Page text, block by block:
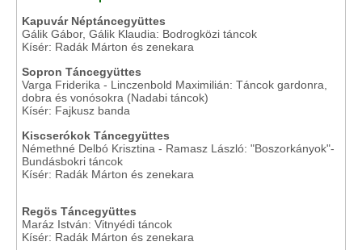
Kapuvár Néptáncegyüttes
Gálik Gábor, Gálik Klaudia: Bodrogközi táncok
Kísér: Radák Márton és zenekara
Sopron Táncegyüttes
Varga Friderika - Linczenbold Maximilián: Táncok gardonra,
dobra és vonósokra (Nadabi táncok)
Kísér: Fajkusz banda
Kiscserókok Táncegyüttes
Némethné Delbó Krisztina - Ramasz László: "Boszorkányok"-
Bundásbokri táncok
Kísér: Radák Márton és zenekara
Regös Táncegyüttes
Maráz István: Vitnyédi táncok
Kísér: Radák Márton és zenekara